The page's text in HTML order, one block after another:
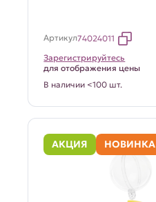
Артикул74024011
Зарегистрируйтесь
для отображения цены
В наличии <100 шт.
АКЦИЯ НОВИНКА